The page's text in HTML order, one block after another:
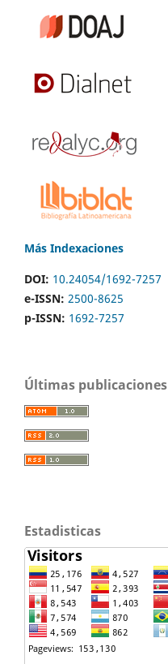
Más Indexaciones
DOI: 10.24054/1692-7257
e-ISSN: 2500-8625
p-ISSN: 1692-7257
Últimas publicaciones
Estadisticas